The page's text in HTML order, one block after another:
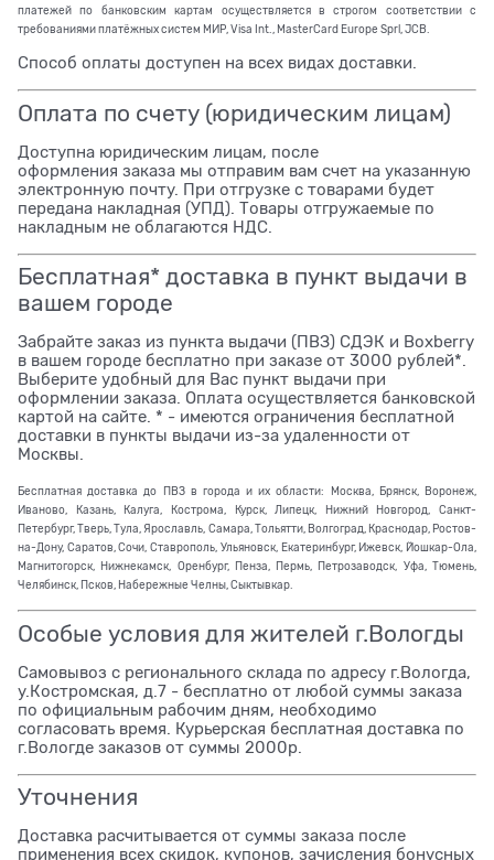
платежей по банковским картам осуществляется в строгом соответствии с
требованиями платёжных систем МИР, Visa Int., MasterCard Europe Sprl, JCB.
Способ оплаты доступен на всех видах доставки.
Оплата по счету (юридическим лицам)
Доступна юридическим лицам, после
оформления заказа мы отправим вам счет на указанную
электронную почту. При отгрузке с товарами будет
передана накладная (УПД). Товары отгружаемые по
накладным не облагаются НДС.
Бесплатная* доставка в пункт выдачи в
вашем городе
Забрайте заказ из пункта выдачи (ПВЗ) СДЭК и Boxberry
в вашем городе бесплатно при заказе от 3000 рублей*.
Выберите удобный для Вас пункт выдачи при
оформлении заказа. Оплата осуществляется банковской
картой на сайте. * - имеются ограничения бесплатной
доставки в пункты выдачи из-за удаленности от
Москвы.
Бесплатная доставка до ПВЗ в города и их области: Москва, Брянск, Воронеж,
Иваново, Казань, Калуга, Кострома, Курск, Липецк, Нижний Новгород, Санкт-
Петербург, Тверь, Тула, Ярославль, Самара, Тольятти, Волгоград, Краснодар, Ростов-
на-Дону, Саратов, Сочи, Ставрополь, Ульяновск, Екатеринбург, Ижевск, Йошкар-Ола,
Магнитогорск, Нижнекамск, Оренбург, Пенза, Пермь, Петрозаводск, Уфа, Тюмень,
Челябинск, Псков, Набережные Челны, Сыктывкар.
Особые условия для жителей г.Вологды
Самовывоз с регионального склада по адресу г.Вологда,
у.Костромская, д.7 - бесплатно от любой суммы заказа
по официальным рабочим дням, необходимо
согласовать время. Курьерская бесплатная доставка по
г.Вологде заказов от суммы 2000р.
Уточнения
Доставка расчитывается от суммы заказа после
применения всех скидок, купонов, зачисления бонусных